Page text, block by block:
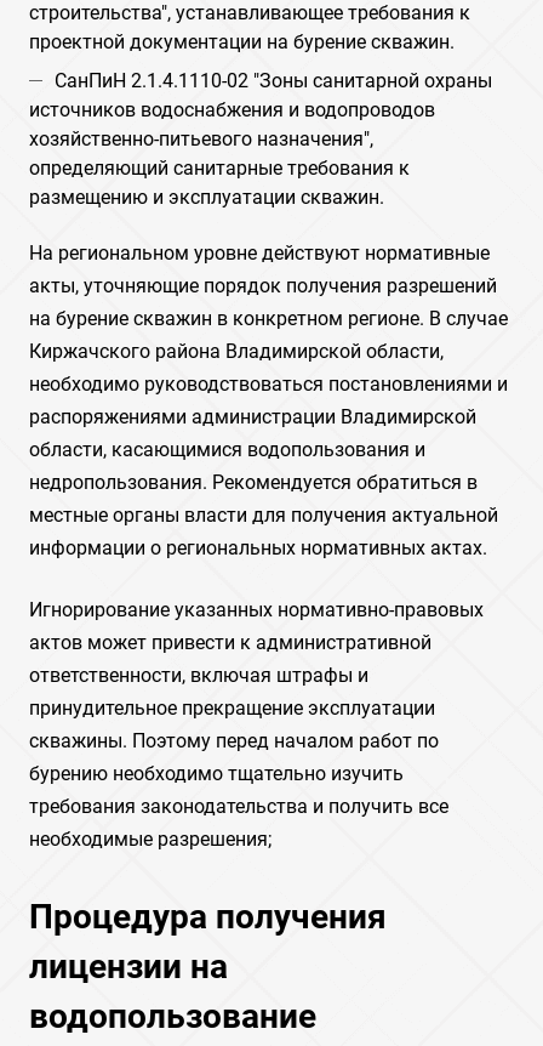
строительства", устанавливающее требования к
проектной документации на бурение скважин.
СанПиН 2.1.4.1110-02 "Зоны санитарной охраны
источников водоснабжения и водопроводов
хозяйственно-питьевого назначения",
определяющий санитарные требования к
размещению и эксплуатации скважин.
На региональном уровне действуют нормативные
акты, уточняющие порядок получения разрешений
на бурение скважин в конкретном регионе. В случае
Киржачского района Владимирской области,
необходимо руководствоваться постановлениями и
распоряжениями администрации Владимирской
области, касающимися водопользования и
недропользования. Рекомендуется обратиться в
местные органы власти для получения актуальной
информации о региональных нормативных актах.
Игнорирование указанных нормативно-правовых
актов может привести к административной
ответственности, включая штрафы и
принудительное прекращение эксплуатации
скважины. Поэтому перед началом работ по
бурению необходимо тщательно изучить
требования законодательства и получить все
необходимые разрешения;
Процедура получения
лицензии на
водопользование